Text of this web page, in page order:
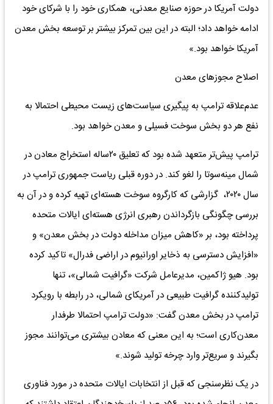
دولت آمریکا در حوزه صنایع معدنی، همکاری خود را با شرکای خود
ادامه خواهد داد؛ البته در این بین تمرکز بیشتر بر توسعه بخش معدن
آمریکا خواهد بود.»
اصلاح مجوزهای معدن
عدم‌علاقه ترامپ به پیگیری سیاست‌های زیست محیطی احتمالا به
نفع هر دو بخش سوخت فسیلی و معدن خواهد بود.
ترامپ پیش‌تر متعهد شده بود که تعلیق ۲۰‌ساله استخراج معادن در
شمال مینه‌سوتا را لغو کند. در دوره قبلی ریاست جمهوری ترامپ در
سال ۲۰۲۰، گزارشی که کارگروه سوخت هسته‌‌‌ای تهیه کرده و در آن به
بررسی چگونگی بازگرداندن رهبری انرژی هسته‌‌‌ای ایالات متحده
پرداخته بود، بر «کاهش میزان مداخله دولت در بخش معدن» و
«افزایش دسترسی به ذخایر اورانیوم در اراضی فدرال» تاکید کرده
بود. هیو ژاکمین، مدیرعامل شرکت «گرافیت شمالی»، تنها
تولیدکننده گرافیت طبیعی در آمریکای شمالی، در رابطه با رویکرد
ترامپ در بخش معدن گفت: «دولت ترامپ احتمالا طرفدار
معدن‌‌‌کاری است؛ به این معنی که معادن بیشتری می‌توانند مجوز
بگیرند و سریع‌‌‌تر وارد چرخه تولید شوند.»
در یک نظرسنجی که قبل از انتخابات ایالات متحده در مورد فناوری